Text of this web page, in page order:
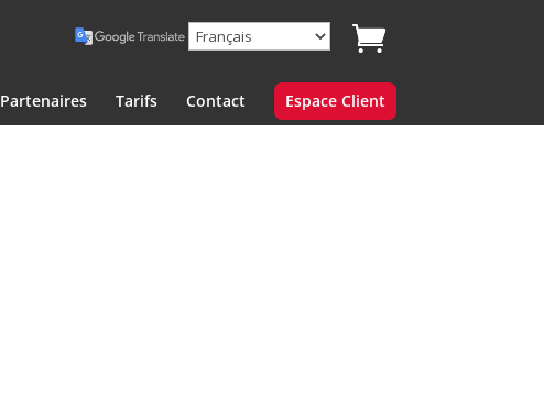
Partenaires Tarifs Contact Espace Client